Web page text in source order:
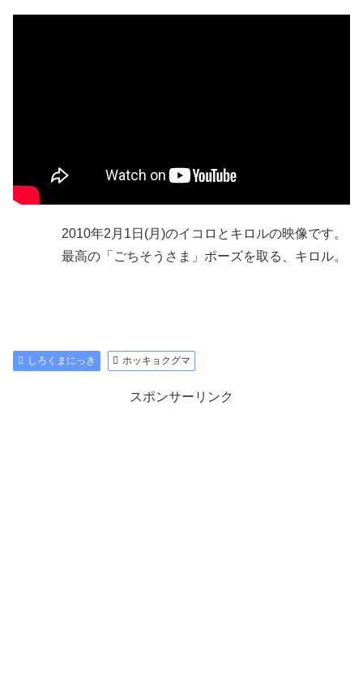
2010年2月1日(月)のイコロとキロルの映像です。
最高の「ごちそうさま」ポーズを取る、キロル。
しろくまにっき ホッキョクグマ
スポンサーリンク